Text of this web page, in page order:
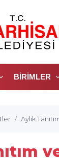
BİRİMLER
Aylık